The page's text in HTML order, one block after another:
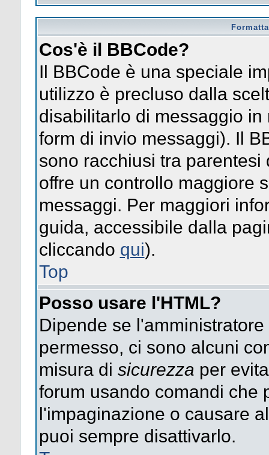
Cos'è il BBCode?
Il BBCode è una speciale
utilizzo è precluso dalla
disabilitarlo di messaggio
form di invio messaggi). Il
sono racchiusi tra
offre un controllo maggiore
messaggi. Per maggiori
guida, accessibile dalla
cliccando qui).
Top
Posso usare l'HTML?
Dipende se
permesso, ci sono alcuni
misura di sicurezza per
forum usando comandi che
l'impaginazione o causare
puoi sempre disattivarlo.